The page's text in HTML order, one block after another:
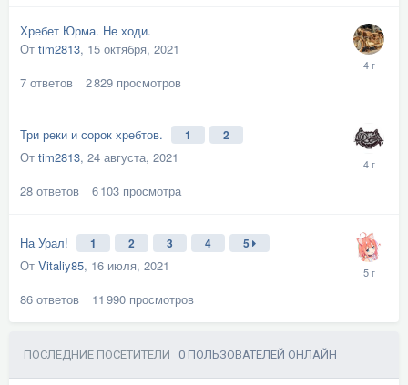
Хребет Юрма. Не ходи.
От tim2813, 15 октября, 2021
7 ответов 2 829 просмотров
Три реки и сорок хребтов. 1 2
От tim2813, 24 августа, 2021
28 ответов 6 103 просмотра
На Урал! 1 2 3 4 5
От Vitaliy85, 16 июля, 2021
86 ответов 11 990 просмотров
ПОСЛЕДНИЕ ПОСЕТИТЕЛИ 0 ПОЛЬЗОВАТЕЛЕЙ ОНЛАЙН